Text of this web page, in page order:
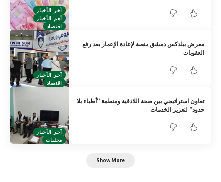
آخر الأخبار
أهم الأخبار
اقتصاد
آخر الأخبار
اقتصاد
معرض بيلدكس دمشق منصة لإعادة الإعمار بعد رفع
العقوبات
آخر الأخبار
محليات
تعاون استراتيجي بين صحة اللاذقية ومنظمة “أطباء بلا
حدود” لتعزيز الخدمات
Show More